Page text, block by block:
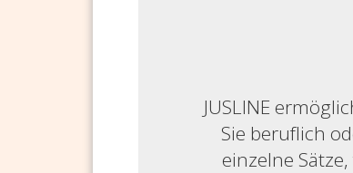
JUSLINE
Sie beruflich
einzelne